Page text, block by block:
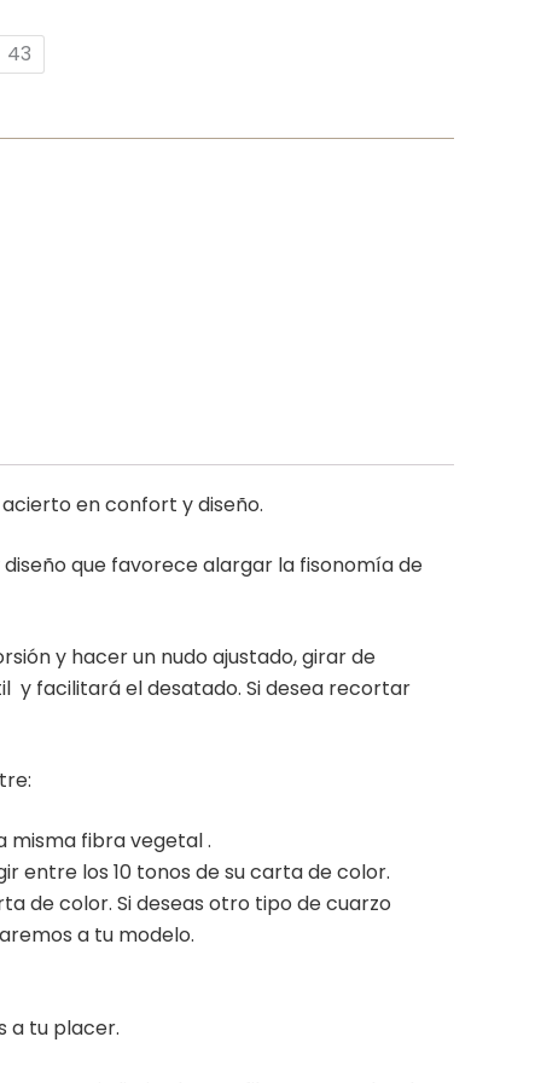
43
en confort y diseño.
que favorece alargar la fisonomía de
y hacer un nudo ajustado, girar de
y facilitará el desatado. Si desea recortar
misma fibra vegetal .
entre los 10 tonos de su carta de color.
de color. Si deseas otro tipo de cuarzo
a tu modelo.
a tu placer.